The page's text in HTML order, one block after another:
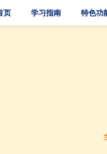
页 学习指南 特色功